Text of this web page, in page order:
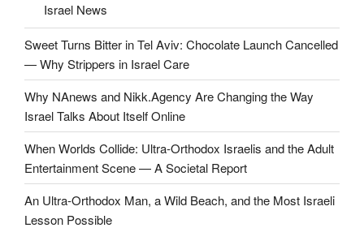
Israel News
Sweet Turns Bitter in Tel Aviv: Chocolate Launch Cancelled
— Why Strippers in Israel Care
Why NAnews and Nikk.Agency Are Changing the Way
Israel Talks About Itself Online
When Worlds Collide: Ultra-Orthodox Israelis and the Adult
Entertainment Scene — A Societal Report
An Ultra-Orthodox Man, a Wild Beach, and the Most Israeli
Lesson Possible